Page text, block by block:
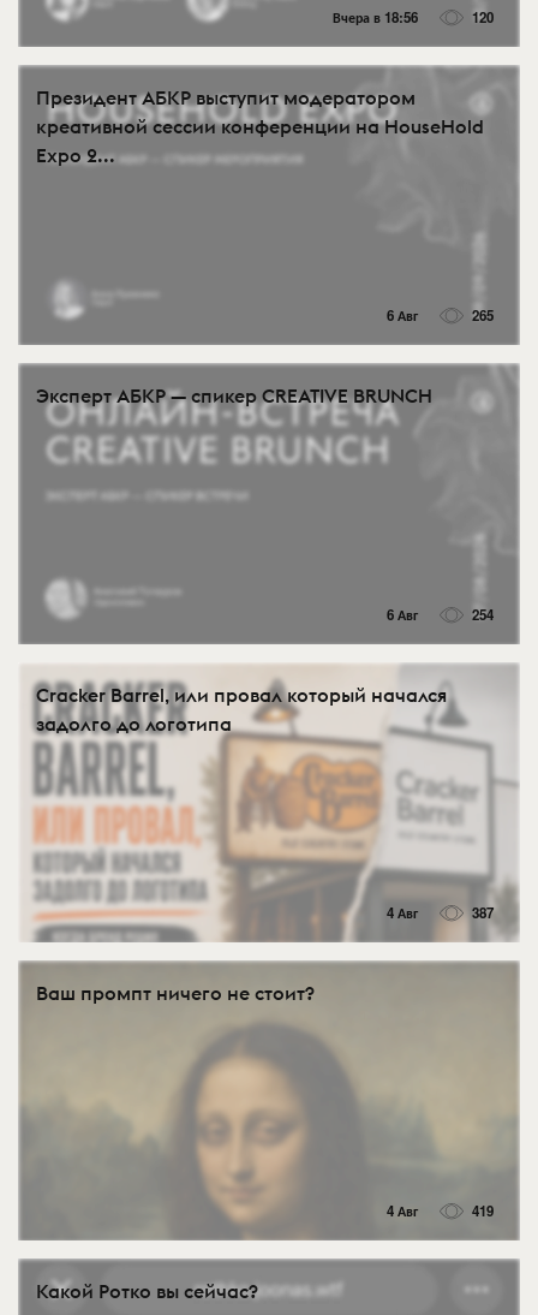
Вчера в 18:56 120
Президент АБКР выступит модератором
креативной сессии конференции на HouseHold
Expo 2...
6 Авг 265
Эксперт АБКР — спикер CREATIVE BRUNCH
6 Авг 254
Cracker Barrel, или провал который начался
задолго до логотипа
4 Авг 387
Ваш промпт ничего не стоит?
4 Авг 419
Какой Ротко вы сейчас?